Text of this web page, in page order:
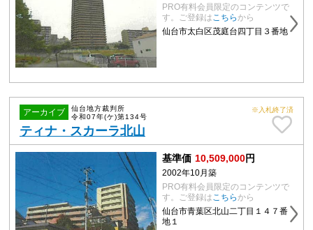
PRO有料会員限定のコンテンツで
す。ご登録はこちら から
仙台市太白区茂庭台四丁目３番地
アーカイブ
仙台地方裁判所
令和07年(ケ)第134号
ティナ・スカーラ北山
※入札終了済
基準価 10,509,000円
2002年10月築
PRO有料会員限定のコンテンツで
す。ご登録はこちら から
仙台市青葉区北山二丁目１４７番
地１